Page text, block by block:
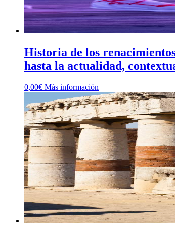
Historia de los
hasta la actualidad,
0,00€ Más información